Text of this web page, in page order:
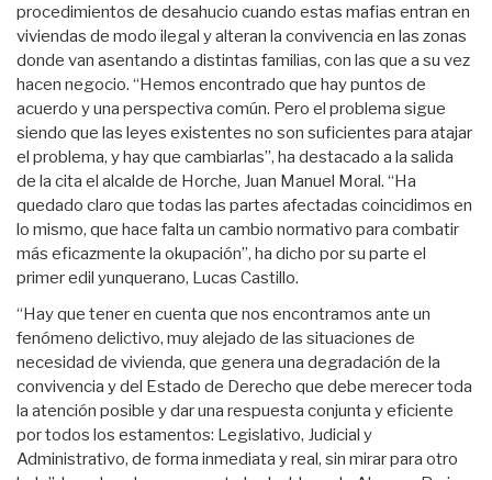
procedimientos de desahucio cuando estas mafias entran en
viviendas de modo ilegal y alteran la convivencia en las zonas
donde van asentando a distintas familias, con las que a su vez
hacen negocio. “Hemos encontrado que hay puntos de
acuerdo y una perspectiva común. Pero el problema sigue
siendo que las leyes existentes no son suficientes para atajar
el problema, y hay que cambiarlas”, ha destacado a la salida
de la cita el alcalde de Horche, Juan Manuel Moral. “Ha
quedado claro que todas las partes afectadas coincidimos en
lo mismo, que hace falta un cambio normativo para combatir
más eficazmente la okupación”, ha dicho por su parte el
primer edil yunquerano, Lucas Castillo.
“Hay que tener en cuenta que nos encontramos ante un
fenómeno delictivo, muy alejado de las situaciones de
necesidad de vivienda, que genera una degradación de la
convivencia y del Estado de Derecho que debe merecer toda
la atención posible y dar una respuesta conjunta y eficiente
por todos los estamentos: Legislativo, Judicial y
Administrativo, de forma inmediata y real, sin mirar para otro